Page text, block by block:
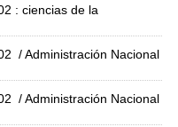
: ciencias de la
/ Administración Nacional
/ Administración Nacional